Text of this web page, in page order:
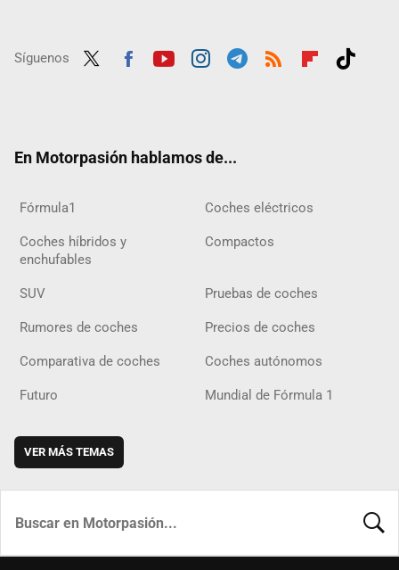
Síguenos
En Motorpasión hablamos de...
Fórmula1 Coches eléctricos
Coches híbridos y
enchufables
Compactos
SUV Pruebas de coches
Rumores de coches Precios de coches
Comparativa de coches Coches autónomos
Futuro Mundial de Fórmula 1
VER MÁS TEMAS